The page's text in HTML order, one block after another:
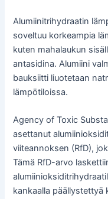
Alumiinitrihydraatin
soveltuu korkeampia
kuten mahalaukun
antasidina. Alumiini
bauksiitti liuotetaan
lämpötiloissa.
Agency of Toxic
asettanut
viiteannoksen (RfD),
Tämä RfD-arvo
kankaalla päällystettyä